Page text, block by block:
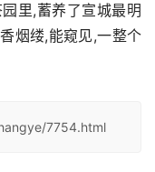
里,蓄养了宣城最明
烟缕,能窥见,一整个
7754.html